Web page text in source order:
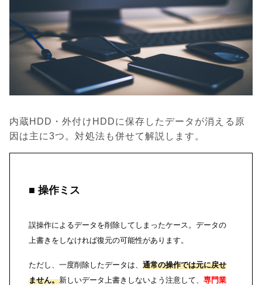
内蔵HDD・外付けHDDに保存したデータが消える原
因は主に3つ。対処法も併せて解説します。
■ 操作ミス
誤操作によるデータを削除してしまったケース。データの
上書きをしなければ復元の可能性があります。
ただし、一度削除したデータは、 通常の操作では元に戻せ
ません。新しいデータ上書きしないよう注意して、 専門業